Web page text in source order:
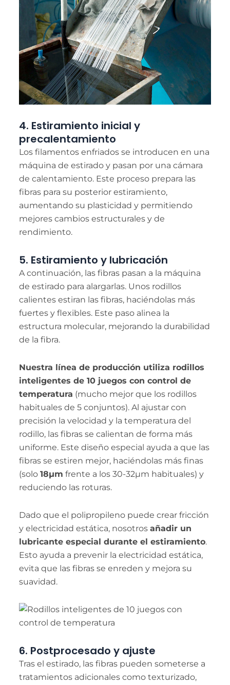
4. Estiramiento inicial y
precalentamiento
Los filamentos enfriados se introducen en una
máquina de estirado y pasan por una cámara
de calentamiento. Este proceso prepara las
fibras para su posterior estiramiento,
aumentando su plasticidad y permitiendo
mejores cambios estructurales y de
rendimiento.
5. Estiramiento y lubricación
A continuación, las fibras pasan a la máquina
de estirado para alargarlas. Unos rodillos
calientes estiran las fibras, haciéndolas más
fuertes y flexibles. Este paso alinea la
estructura molecular, mejorando la durabilidad
de la fibra.
Nuestra línea de producción utiliza rodillos
inteligentes de 10 juegos con control de
temperatura (mucho mejor que los rodillos
habituales de 5 conjuntos). Al ajustar con
precisión la velocidad y la temperatura del
rodillo, las fibras se calientan de forma más
uniforme. Este diseño especial ayuda a que las
fibras se estiren mejor, haciéndolas más finas
(solo 18µm frente a los 30-32µm habituales) y
reduciendo las roturas.
Dado que el polipropileno puede crear fricción
y electricidad estática, nosotros añadir un
lubricante especial durante el estiramiento.
Esto ayuda a prevenir la electricidad estática,
evita que las fibras se enreden y mejora su
suavidad.
6. Postprocesado y ajuste
Tras el estirado, las fibras pueden someterse a
tratamientos adicionales como texturizado,